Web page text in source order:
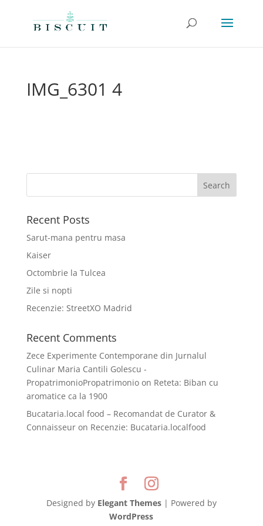
IMG_6301 4
Recent Posts
Sarut-mana pentru masa
Kaiser
Octombrie la Tulcea
Zile si nopti
Recenzie: StreetXO Madrid
Recent Comments
Zece Experimente Contemporane din Jurnalul
Culinar Maria Cantili Golescu -
PropatrimonioPropatrimonioon Reteta: Biban cu
aromatice ca la 1900
Bucataria.local food – Recomandat de Curator &
Connaisseuron Recenzie: Bucataria.localfood
Designed by Elegant Themes| Powered by
WordPress